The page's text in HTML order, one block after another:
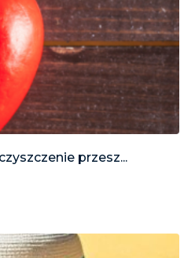
przesz...